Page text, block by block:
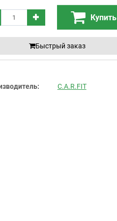
Купить
Быстрый заказ
C.A.R.FIT